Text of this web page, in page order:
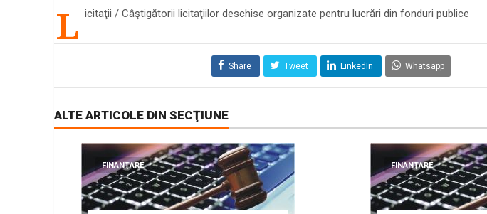
L icitaţii / Câştigătorii licitaţiilor deschise organizate pentru lucrări din fonduri publice
Share Tweet LinkedIn Whatsapp
ALTE ARTICOLE DIN SECŢIUNE
FINANŢARE FINANŢARE